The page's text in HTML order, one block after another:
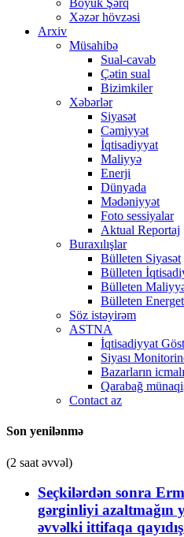
Böyük Şərq
Xəzər hövzəsi
Arxiv
Müsahibə
Sual-cavab
Çətin sual
Bizimkiler
Xəbərlər
Siyasət
Cəmiyyət
İqtisadiyyat
Maliyyə
Enerji
Dünyada
Mədəniyyət
Foto sessiyalar
Aktual Reportaj
Buraxılışlar
Bülleten Siyasət
Bülleten
Bülleten
Bülleten
Söz istəyirəm
ASTNA
İqtisadiyyat
Siyası
Bazarların icmalı
Qarabağ
Contact az
Son yenilənmə
(2 saat əvvəl)
Seçkilərdən sonra
gərginliyi azaltmağın
əvvəlki ittifaqa